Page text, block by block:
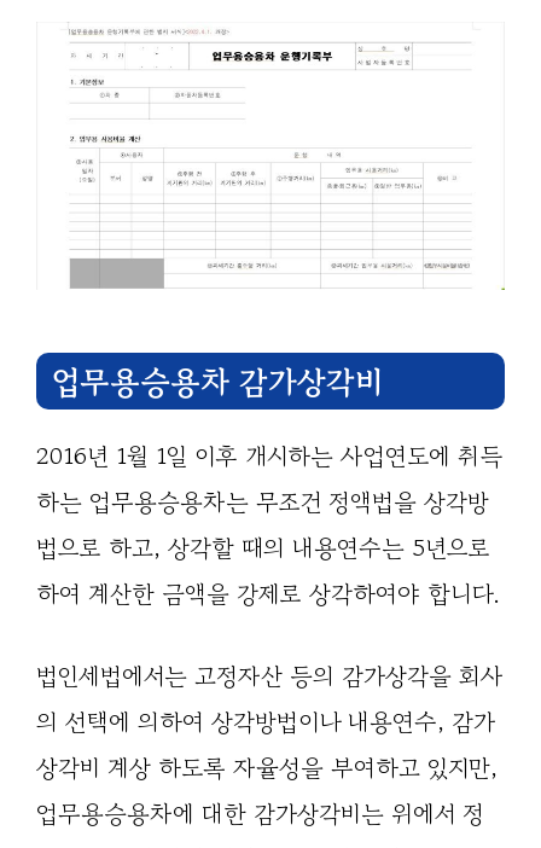
업무용승용차 감가상각비
2016년 1월 1일 이후 개시하는 사업연도에 취득
하는 업무용승용차는 무조건 정액법을 상각방
법으로 하고, 상각할 때의 내용연수는 5년으로
하여 계산한 금액을 강제로 상각하여야 합니다.
법인세법에서는 고정자산 등의 감가상각을 회사
의 선택에 의하여 상각방법이나 내용연수, 감가
상각비 계상 하도록 자율성을 부여하고 있지만,
업무용승용차에 대한 감가상각비는 위에서 정